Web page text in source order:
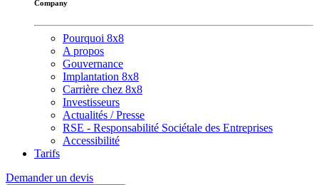
Company
Pourquoi 8x8
A propos
Gouvernance
Implantation 8x8
Carrière chez 8x8
Investisseurs
Actualités / Presse
RSE - Responsabilité Sociétale des Entreprises
Accessibilité
Tarifs
Demander un devis